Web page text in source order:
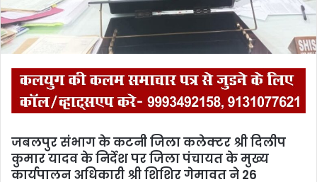
l
जबलपुर संभाग के कटनी जिला कलेक्टर श्री दिलीप
कुमार यादव के निर्देश पर जिला पंचायत के मुख्य
कार्यपालन अधिकारी श्री शिशिर गेमावत ने 26